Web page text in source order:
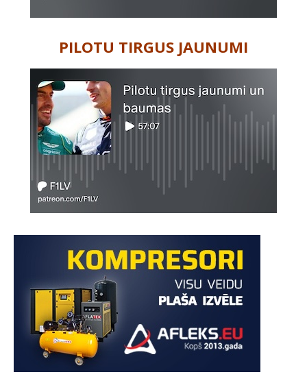
PILOTU TIRGUS JAUNUMI